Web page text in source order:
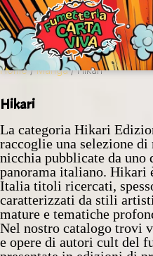
e la disponibilità dei
Home/Manga/ Hikari
Hikari
La categoria Hikari
raccoglie una selezione di
nicchia pubblicate da
panorama italiano. Hikari
Italia titoli ricercati,
caratterizzati da stili
mature e tematiche
Nel nostro catalogo trovi
e opere di autori cult del